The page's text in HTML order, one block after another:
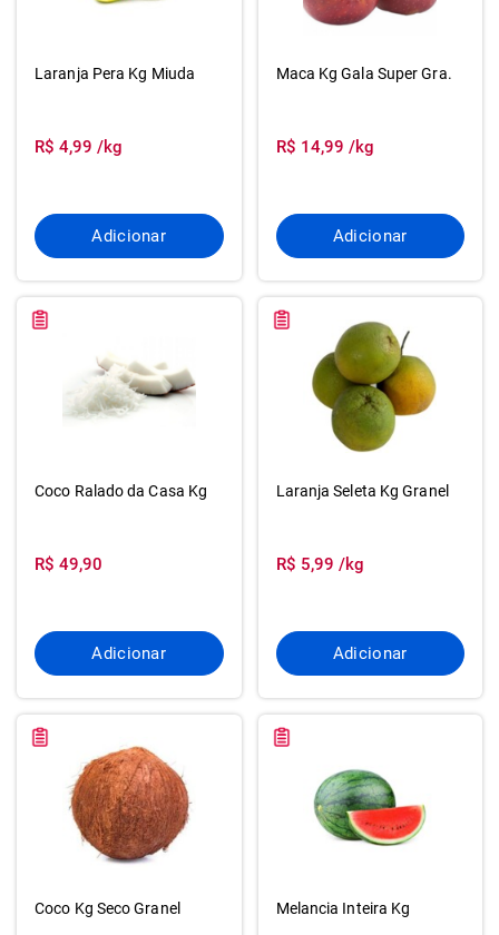
Laranja Pera Kg Miuda
R$ 4,99 /kg
Adicionar
Maca Kg Gala Super Gra.
R$ 14,99 /kg
Adicionar
Coco Ralado da Casa Kg
R$ 49,90
Adicionar
Laranja Seleta Kg Granel
R$ 5,99 /kg
Adicionar
Coco Kg Seco Granel Melancia Inteira Kg